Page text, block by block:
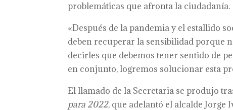
problemáticas que afronta la ciudadanía.
«Después de la pandemia y el estallido
deben recuperar la sensibilidad porque
decirles que debemos tener sentido de
en conjunto, logremos solucionar esta
El llamado de la Secretaria se produjo
para 2022, que adelantó el alcalde Jorge